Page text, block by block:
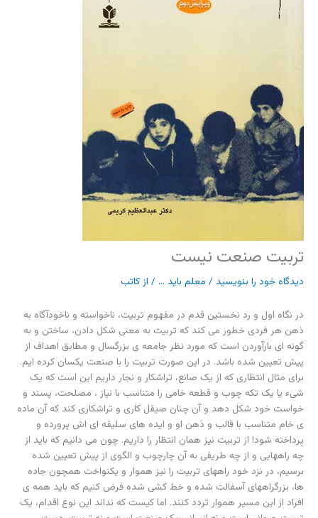
تربیت صنعت نیست
دیدگاه‌ خود را بنویسید / معلم باید ... / از کاتب
در نگاه اول و رد نخستین قدم در مفهوم تربیت، ناخواسته و ناخودآگاه به
ذهن هر فردی خطور می کند که تربیت به معنی شکل دادن، ساختن و به
گونه ای بارآوردن است که مورد نظر جامعه ی بزرگسال و مطابق اهداف از
پیش تعیین شده باشد. در این صورت تربیت را با صنعت یکسان کرده ایم.
برای مثال انتظاری که از یک صانع، تراشکار و نجار داریم این است که یک
شیء یا یک تکه چوب و قطعه خامی را متناسب با نیاز ، مصلحت، پسند و
خواست خود شکل دهد و آن چنان صیقل کاری و تراشکاری کند که آن ماده
ی خام متناسب با قالب و ذهن او و ایده های سلیقه ای اش پرورده و
پرداخته شود! از تربیت نیز همان انتظار را داریم. چون می دانیم که باید از
چه راههایی و از چه طریقی به آن چارچوب و الگوی از پیش تعیین شده
برسیم، در نزد خود راههای تربیت را نیز هموار و یکنواخت همچون جاده
ها، بزرگراههای آسفالت شده و خط کشی شده فرض کنیم که باید همه ی
افراد از این مسیر هموار تردد کنند. اما کیست که نداند این نوع اقدام، یک